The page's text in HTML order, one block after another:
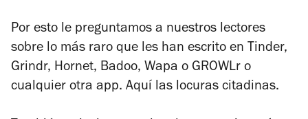
Por esto le preguntamos a nuestros lectores
sobre lo más raro que les han escrito en Tinder,
Grindr, Hornet, Badoo, Wapa o GROWLr o
cualquier otra app. Aquí las locuras citadinas.